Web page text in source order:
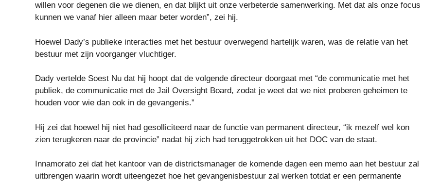
willen voor degenen die we dienen, en dat blijkt uit onze verbeterde samenwerking. Met dat als onze focus
kunnen we vanaf hier alleen maar beter worden”, zei hij.
Hoewel Dady’s publieke interacties met het bestuur overwegend hartelijk waren, was de relatie van het
bestuur met zijn voorganger vluchtiger.
Dady vertelde Soest Nu dat hij hoopt dat de volgende directeur doorgaat met “de communicatie met het
publiek, de communicatie met de Jail Oversight Board, zodat je weet dat we niet proberen geheimen te
houden voor wie dan ook in de gevangenis.”
Hij zei dat hoewel hij niet had gesolliciteerd naar de functie van permanent directeur, “ik mezelf wel kon
zien terugkeren naar de provincie” nadat hij zich had teruggetrokken uit het DOC van de staat.
Innamorato zei dat het kantoor van de districtsmanager de komende dagen een memo aan het bestuur zal
uitbrengen waarin wordt uiteengezet hoe het gevangenisbestuur zal werken totdat er een permanente